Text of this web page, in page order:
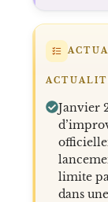
Janvier
limite
dans